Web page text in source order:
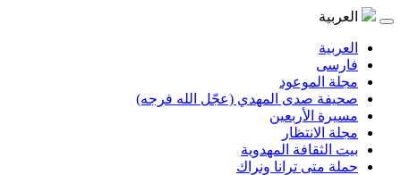
المهدي (عجّل الله فرجه)
المهدوية
ترانا ونراك